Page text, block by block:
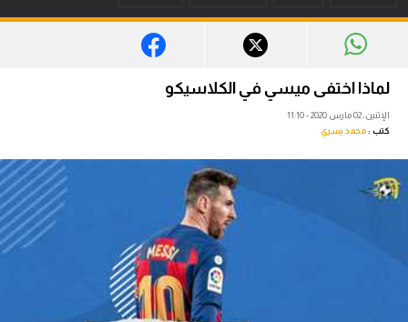
أخبار
ميركاتو
لماذا اختفى ميسي في الكلاسيكو
الإثنين، 02 مارس 2020 - 11:10
كتب :محمد يسري